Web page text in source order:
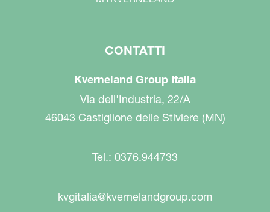
CONTATTI
Kverneland Group Italia
Via dell'Industria, 22/A
46043 Castiglione delle Stiviere (MN)
Tel.: 0376.944733
kvgitalia@kvernelandgroup.com